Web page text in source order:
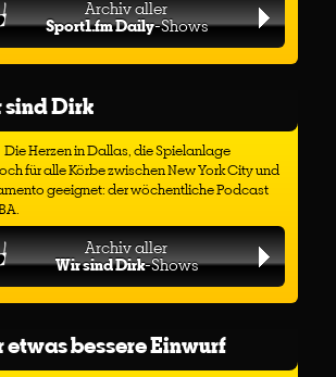
Archiv aller
Sport1.fm Daily-Shows
sind Dirk
Die Herzen in Dallas, die Spielanlage
für alle Körbe zwischen New York City und
geeignet: der wöchentliche Podcast
Archiv aller
Wir sind Dirk-Shows
etwas bessere Einwurf